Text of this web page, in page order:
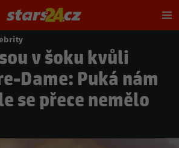
v šoku kvůli
Dame: Puká nám
se přece nemělo